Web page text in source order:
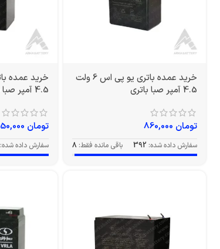
خرید عمده باتری یو پی اس 6 ولت
4.5 آمپر صبا باتری
تومان
سفارش داده شده: 392 باقی مانده فقط: 8
4.5 آمپر صبا باتری
تومان
سفارش داده شده: